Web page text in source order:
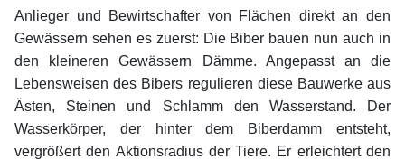
Anlieger und Bewirtschafter von Flächen direkt an den
Gewässern sehen es zuerst: Die Biber bauen nun auch in
den kleineren Gewässern Dämme. Angepasst an die
Lebensweisen des Bibers regulieren diese Bauwerke aus
Ästen, Steinen und Schlamm den Wasserstand. Der
Wasserkörper, der hinter dem Biberdamm entsteht,
vergrößert den Aktionsradius der Tiere. Er erleichtert den